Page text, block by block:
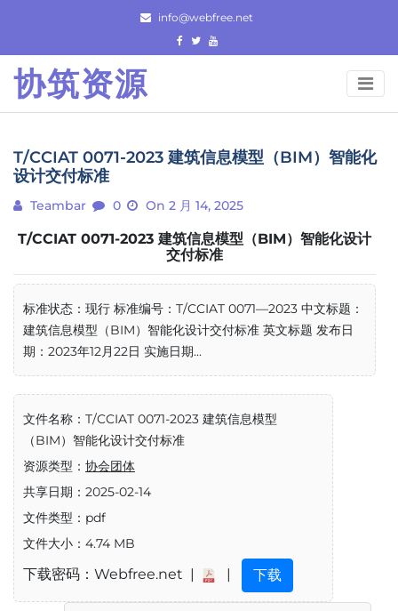
content
info@webfree.net
协筑资源
T/CCIAT 0071-2023 建筑信息模型（BIM）智能化
设计交付标准
Teambar 0 On 2 月 14, 2025
T/CCIAT 0071-2023 建筑信息模型（BIM）智能化设计
交付标准
标准状态：现行 标准编号：T/CCIAT 0071—2023 中文标题：
建筑信息模型（BIM）智能化设计交付标准 英文标题 发布日
期：2023年12月22日 实施日期...
文件名称：T/CCIAT 0071-2023 建筑信息模型
（BIM）智能化设计交付标准
资源类型： 协会团体
共享日期：2025-02-14
文件类型：pdf
文件大小：4.74 MB
下载密码：Webfree.net | | 下载